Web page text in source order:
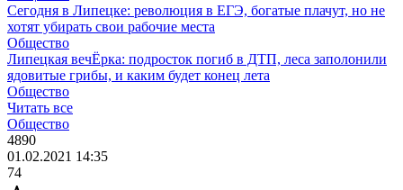
Сегодня в Липецке: революция в ЕГЭ, богатые плачут, но не
хотят убирать свои рабочие места
Общество
Липецкая вечЁрка: подросток погиб в ДТП, леса заполонили
ядовитые грибы, и каким будет конец лета
Общество
Читать все
Общество
4890
01.02.2021 14:35
74